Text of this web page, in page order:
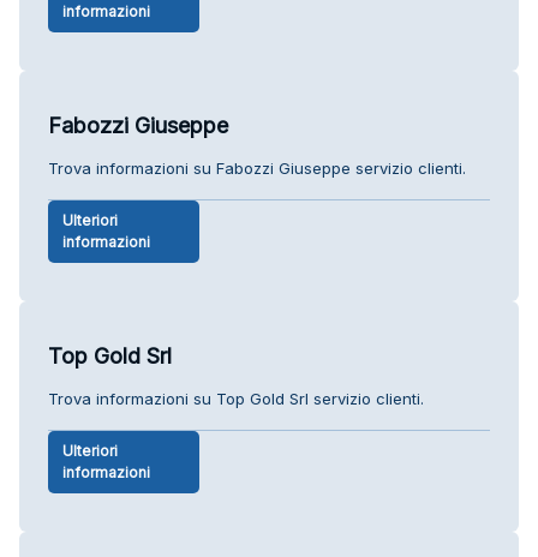
informazioni
Fabozzi Giuseppe
Trova informazioni su Fabozzi Giuseppe servizio clienti.
Ulteriori
informazioni
Top Gold Srl
Trova informazioni su Top Gold Srl servizio clienti.
Ulteriori
informazioni